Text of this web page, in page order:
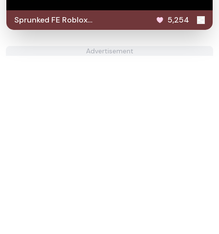
Sprunked FE Roblox
Edition
5,254
Advertisement